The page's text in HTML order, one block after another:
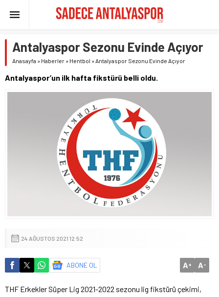
Antalyaspor Sezonu Evinde Açıyor
Anasayfa » Haberler » Hentbol »Antalyaspor Sezonu Evinde Açıyor
Antalyaspor’un ilk hafta fikstürü belli oldu.
24 AĞUSTOS 2021 12:52
ABONE OL A+ A-
THF Erkekler Süper Lig 2021-2022 sezonu lig fikstürü çekimi,